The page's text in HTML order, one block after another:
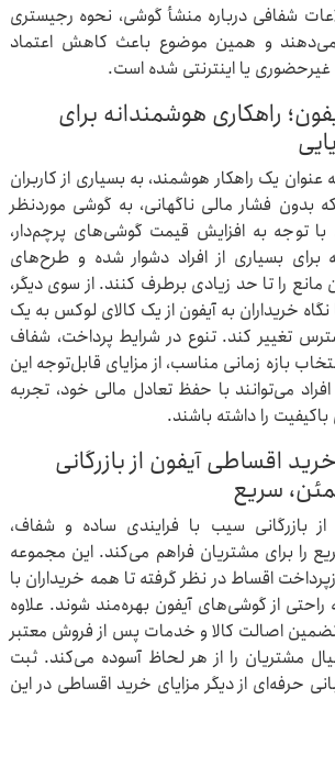
شفافی درباره منشأ گوشی، نحوه رجیستری
نمی‌دهند و همین موضوع باعث کاهش اعتماد
یا اینترنتی شده است.
راهکاری هوشمندانه برای
یک راهکار هوشمند، به بسیاری از کاربران
بدون فشار مالی ناگهانی، به گوشی موردنظر
توجه به افزایش قیمت‌ گوشی‌های پرچم‌دار،
برای بسیاری از افراد دشوار شده و طرح‌های
مانع را تا حد زیادی برطرف کنند. از سوی دیگر،
خریداران به آیفون از یک کالای لوکس به یک
تغییر کند. تنوع در شرایط پرداخت، شفاف
بازه زمانی مناسب، از مزایای قابل‌توجه این
می‌توانند با حفظ تعادل مالی خود، تجربه
را داشته باشند.
اقساطی آیفون از بازرگانی
سریع
بازرگانی سیب با فرایندی ساده و شفاف،
را برای مشتریان فراهم می‌کند. این مجموعه
اقساط در نظر گرفته تا همه خریداران با
راحتی از گوشی‌های آیفون بهره‌مند شوند. علاوه
تضمین اصالت کالا و خدمات پس از فروش معتبر
مشتریان را از هر لحاظ آسوده می‌کند. ثبت
حرفه‌ای از دیگر مزایای خرید اقساطی در این